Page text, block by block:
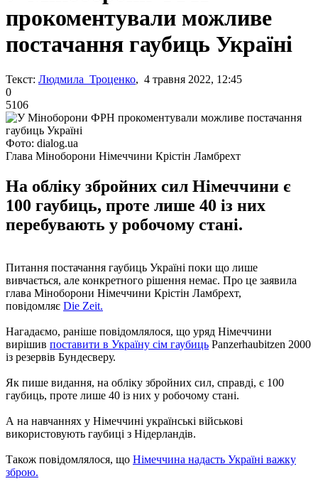
прокоментували можливе
постачання гаубиць Україні
Текст: Людмила Троценко, 4 травня 2022, 12:45
0
5106
Фото: dialog.ua
Глава Міноборони Німеччини Крістін Ламбрехт
На обліку збройних сил Німеччини є
100 гаубиць, проте лише 40 із них
перебувають у робочому стані.
Питання постачання гаубиць Україні поки що лише
вивчається, але конкретного рішення немає. Про це заявила
глава Міноборони Німеччини Крістін Ламбрехт,
повідомляє Diе Zeit.
Нагадаємо, раніше повідомлялося, що уряд Німеччини
вирішив поставити в Україну сім гаубиць Panzerhaubitzen 2000
із резервів Бундесверу.
Як пише видання, на обліку збройних сил, справді, є 100
гаубиць, проте лише 40 із них у робочому стані.
А на навчаннях у Німеччині українські військові
використовують гаубиці з Нідерландів.
Також повідомлялося, що Німеччина надасть Україні важку
зброю.